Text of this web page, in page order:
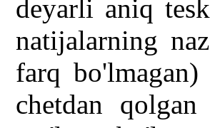
deyarli aniq
natijalarning
farq
chetdan